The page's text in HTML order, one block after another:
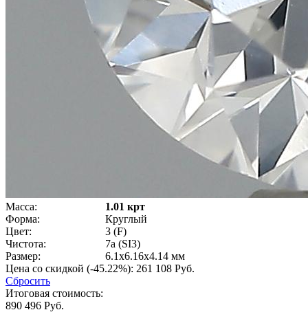
Масса:
1.01 крт
Форма:
Круглый
Цвет:
3 (F)
Чистота:
7a (SI3)
Размер:
6.1x6.16x4.14 мм
Цена со скидкой (-45.22%): 261 108 Руб.
Сбросить
Итоговая стоимость:
890 496 Руб.